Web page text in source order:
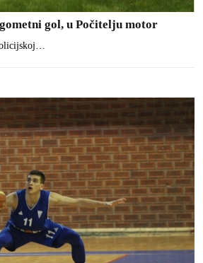
gol, u Počitelju motor